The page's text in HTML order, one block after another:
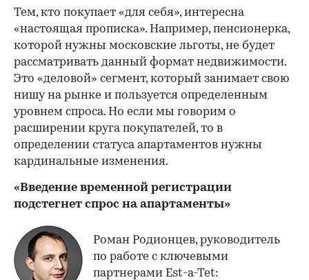
Тем, кто покупает «для себя», интересна
«настоящая прописка». Например, пенсионерка,
которой нужны московские льготы, не будет
рассматривать данный формат недвижимости.
Это «деловой» сегмент, который занимает свою
нишу на рынке и пользуется определенным
уровнем спроса. Но если мы говорим о
расширении круга покупателей, то в
определении статуса апартаментов нужны
кардинальные изменения.
«Введение временной регистрации
подстегнет спрос на апартаменты»
Роман Родионцев, руководитель
по работе с ключевыми
партнерами Est-a-Tet: